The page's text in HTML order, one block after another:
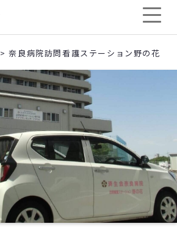
>奈良病院訪問看護ステーション野の花